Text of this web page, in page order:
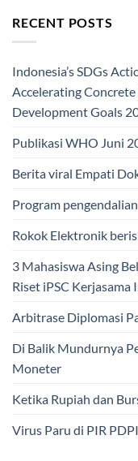
RECENT POSTS
Indonesia’s SDGs
Accelerating
Development Goals
Publikasi WHO Juni
Berita viral Empati
Program
Rokok Elektronik
3 Mahasiswa Asing
Riset iPSC Kerjasama
Arbitrase Diplomasi
Di Balik Mundurnya
Moneter
Ketika Rupiah dan
Virus Paru di PIR PDPI